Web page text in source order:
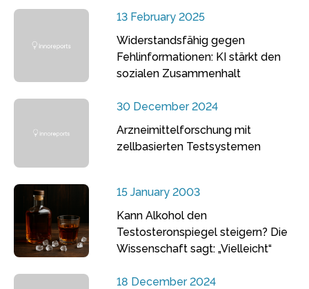
13 February 2025
Widerstandsfähig gegen
Fehlinformationen: KI stärkt den
sozialen Zusammenhalt
30 December 2024
Arzneimittelforschung mit
zellbasierten Testsystemen
15 January 2003
Kann Alkohol den
Testosteronspiegel steigern? Die
Wissenschaft sagt: „Vielleicht“
18 December 2024